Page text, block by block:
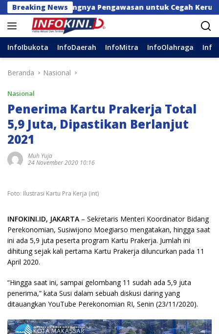
Langsung
ke
konten
Breaking News
Pentingnya Pengawasan untuk Cegah Kerugian Daerah
InfoIbukota InfoDaerah InfoMitra InfoOlahraga
Beranda Nasional
Nasional
Penerima Kartu Prakerja Total
5,9 Juta, Dipastikan Berlanjut
2021
Muh Yuja
24 November 2020 10:16
Foto: Ilustrasi Kartu Pra Kerja (int)
INFOKINI.ID, JAKARTA – Sekretaris Menteri Koordinator Bidang
Perekonomian, Susiwijono Moegiarso mengatakan, hingga saat
ini ada 5,9 juta peserta program Kartu Prakerja. Jumlah ini
dihitung sejak kali pertama Kartu Prakerja diluncurkan pada 11
April 2020.
“Hingga saat ini, sampai gelombang 11 sudah ada 5,9 juta
penerima,” kata Susi dalam sebuah diskusi daring yang
ditauangkan YouTube Perekonomian RI, Senin (23/11/2020).